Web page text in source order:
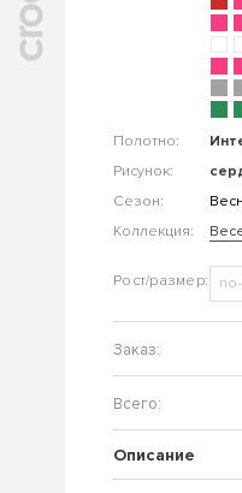
Полотно:
Рисунок:
Сезон:
Коллекция:
Описание